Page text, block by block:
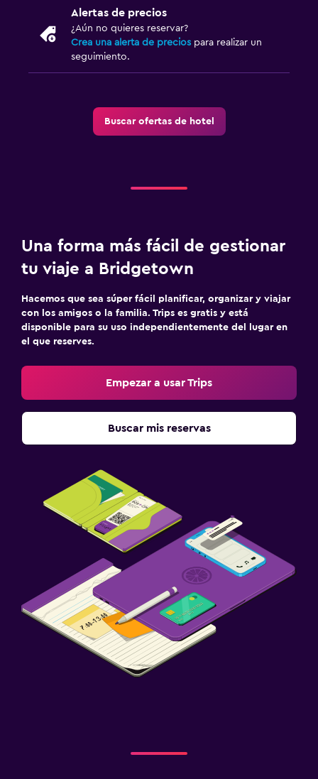
Alertas de precios
¿Aún no quieres reservar?
Crea una alerta de precios para realizar un
seguimiento.
Buscar ofertas de hotel
Una forma más fácil de gestionar
tu viaje a Bridgetown
Hacemos que sea súper fácil planificar, organizar y viajar
con los amigos o la familia. Trips es gratis y está
disponible para su uso independientemente del lugar en
el que reserves.
Empezar a usar Trips
Buscar mis reservas